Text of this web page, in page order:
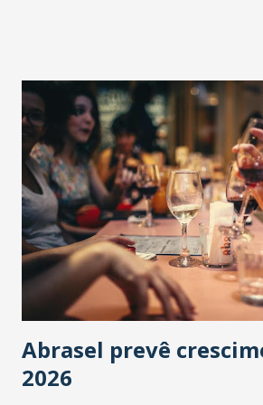
Abrasel prevê
2026